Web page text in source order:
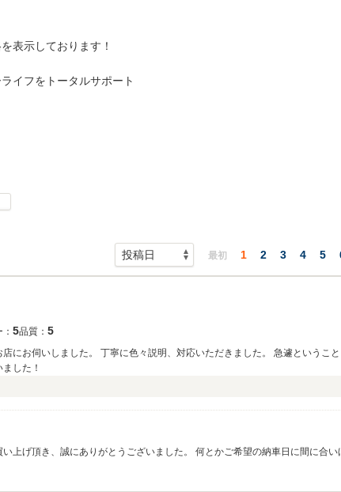
表示しております！
イフをトータルサポート
最初 1 2 3 4 5
5品質： 5
にお伺いしました。 丁寧に色々説明、対応いただきました。 急遽というこ
した！
上げ頂き、誠にありがとうございました。 何とかご希望の納車日に間に合